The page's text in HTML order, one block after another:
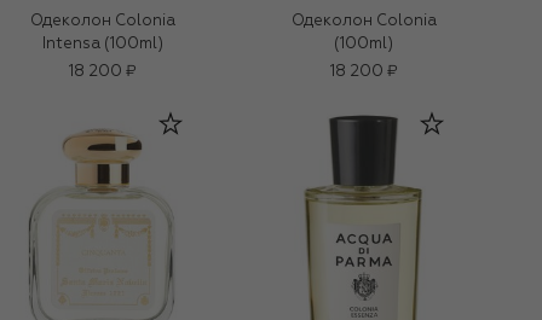
Одеколон Colonia
Intensa (100ml)
18 200 ₽
Одеколон Colonia
(100ml)
18 200 ₽